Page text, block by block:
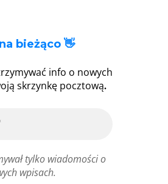
bieżąco 👋
info o nowych
skrzynkę pocztową.
tylko wiadomości o
wpisach.